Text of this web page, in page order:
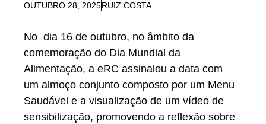
OUTUBRO 28, 2025RUIZ COSTA
No dia 16 de outubro, no âmbito da
comemoração do Dia Mundial da
Alimentação, a eRC assinalou a data com
um almoço conjunto composto por um Menu
Saudável e a visualização de um vídeo de
sensibilização, promovendo a reflexão sobre